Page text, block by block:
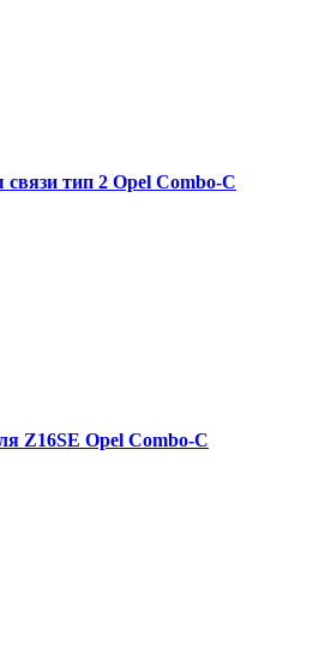
связи тип 2 Opel Combo-С
Z16SE Opel Combo-С